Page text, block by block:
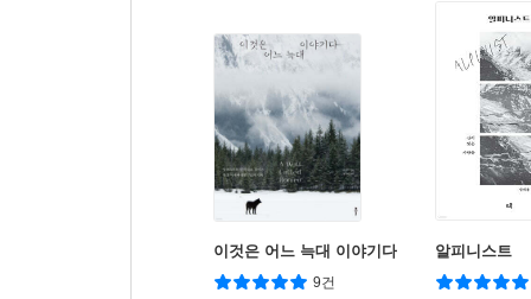
이것은 어느 늑대 이야기다
9건
알피니스트